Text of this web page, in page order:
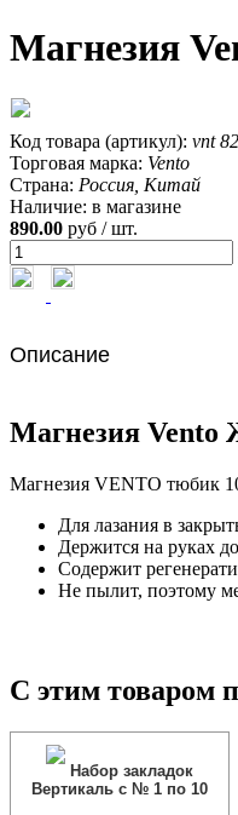
Магнезия
Код товара (артикул): vnt
Торговая марка: Vento
Страна: Россия, Китай
Наличие: в магазине
890.00 руб / шт.
Описание
Магнезия Vento
Магнезия VENTO тюбик
Для лазания в
Держится на руках
Содержит
Не пылит, поэтому
С этим товаром
Набор закладок
Вертикаль с № 1 по 10